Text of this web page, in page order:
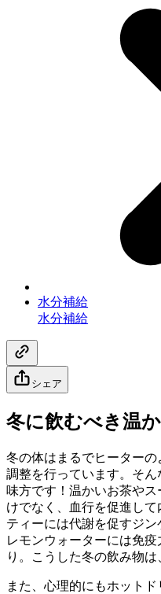
水分補給
水分補給
シェア
冬に飲むべき温
冬の体はまるでヒーター
調整を行っています。そ
味方です！温かいお茶や
けでなく、血行を促進し
ティーには代謝を促すジ
レモンウォーターには免
り。こうした冬の飲み物は
また、心理的にもホット